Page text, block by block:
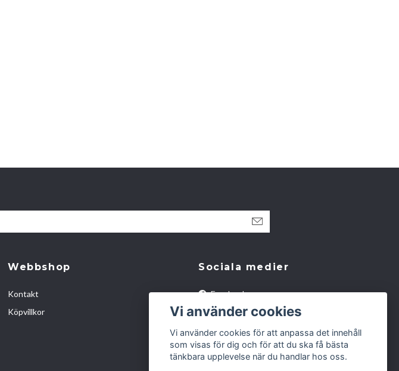
Webbshop
Kontakt
Köpvillkor
Sociala medier
Facebook
Instagram
Vi använder cookies
Vi använder cookies för att anpassa det innehåll
som visas för dig och för att du ska få bästa
tänkbara upplevelse när du handlar hos oss.